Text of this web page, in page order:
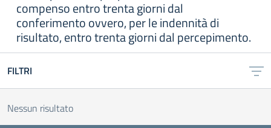
compenso entro trenta giorni dal
conferimento ovvero, per le indennità di
risultato, entro trenta giorni dal percepimento.
FILTRI
Nessun risultato